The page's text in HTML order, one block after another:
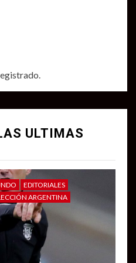
.
ULTIMAS
EDITORIALES
ARGENTINA